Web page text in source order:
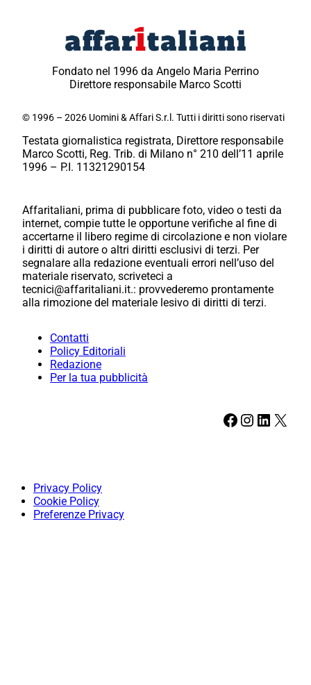
Fondato nel 1996 da Angelo Maria Perrino
Direttore responsabile Marco Scotti
© 1996 – 2026 Uomini & Affari S.r.l. Tutti i diritti sono riservati
Testata giornalistica registrata, Direttore responsabile
Marco Scotti, Reg. Trib. di Milano n° 210 dell’11 aprile
1996 – P.I. 11321290154
Affaritaliani, prima di pubblicare foto, video o testi da
internet, compie tutte le opportune verifiche al fine di
accertarne il libero regime di circolazione e non violare
i diritti di autore o altri diritti esclusivi di terzi. Per
segnalare alla redazione eventuali errori nell’uso del
materiale riservato, scriveteci a
tecnici@affaritaliani.it.: provvederemo prontamente
alla rimozione del materiale lesivo di diritti di terzi.
Contatti
Policy Editoriali
Redazione
Per la tua pubblicità
Facebook Instagram LinkedIn X
Privacy Policy
Cookie Policy
Preferenze Privacy